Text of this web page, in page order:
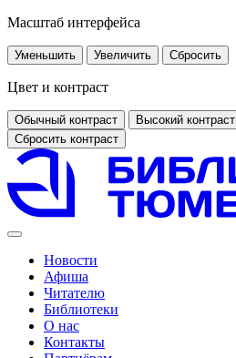
Масштаб интерфейса
Уменьшить Увеличить Сбросить
Цвет и контраст
Обычный контраст Высокий контраст
Сбросить контраст
Новости
Афиша
Читателю
Библиотеки
О нас
Контакты